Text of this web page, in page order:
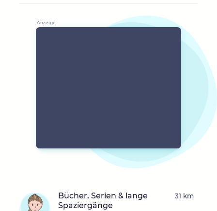
Bücher, Serien & lange
Spaziergänge
31 km